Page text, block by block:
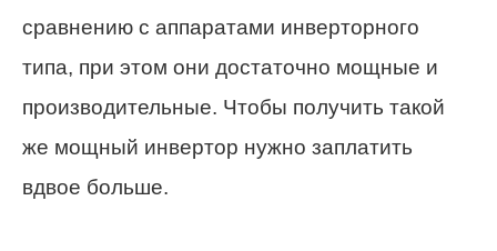
сравнению с аппаратами инверторного
типа, при этом они достаточно мощные и
производительные. Чтобы получить такой
же мощный инвертор нужно заплатить
вдвое больше.